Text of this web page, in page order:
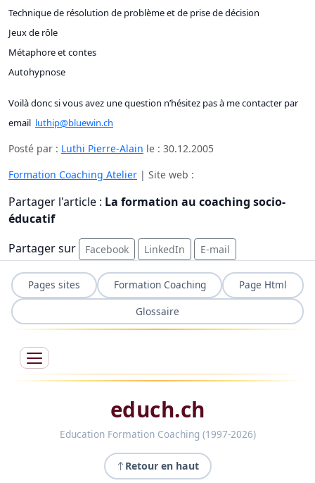
Technique de résolution de problème et de prise de décision
Jeux de rôle
Métaphore et contes
Autohypnose
Voilà donc si vous avez une question n’hésitez pas à me contacter par
email luthip@bluewin.ch
Posté par : Luthi Pierre-Alain le : 30.12.2005
Formation Coaching Atelier | Site web :
Partager l'article : La formation au coaching socio-
éducatif
Partager sur
Facebook LinkedIn E-mail
Pages sites Formation Coaching
Page Html
Glossaire
educh.ch
Education Formation Coaching (1997-2026)
Retour en haut